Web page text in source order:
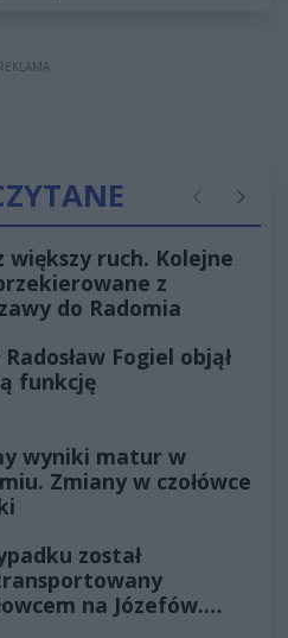
Poprzednie
większy ruch. Kolejne
z
do Radomia
Radosław Fogiel objął
funkcję
wyniki matur w
Zmiany w czołówce
został
na Józefów.